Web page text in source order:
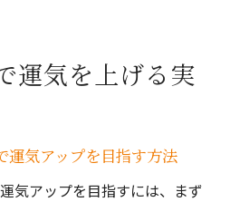
運気を上げる実
運気アップを目指す方法
気アップを目指すには、まず